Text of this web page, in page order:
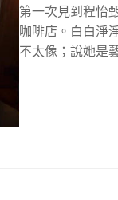
第一次見到程怡
咖啡店。白白淨
不太像；說她是